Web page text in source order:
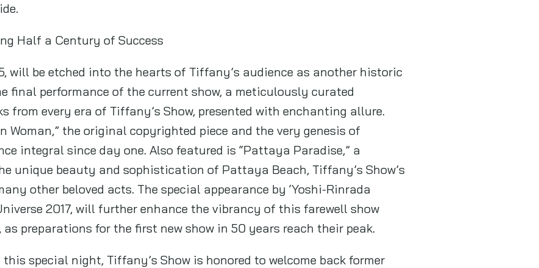
Half a Century of Success
will be etched into the hearts of Tiffany’s audience as another historic
final performance of the current show, a meticulously curated
from every era of Tiffany’s Show, presented with enchanting allure.
Woman,” the original copyrighted piece and the very genesis of
integral since day one. Also featured is “Pattaya Paradise,” a
unique beauty and sophistication of Pattaya Beach, Tiffany’s Show’s
other beloved acts. The special appearance by ‘Yoshi-Rinrada
2017, will further enhance the vibrancy of this farewell show
as preparations for the first new show in 50 years reach their peak.
special night, Tiffany’s Show is honored to welcome back former